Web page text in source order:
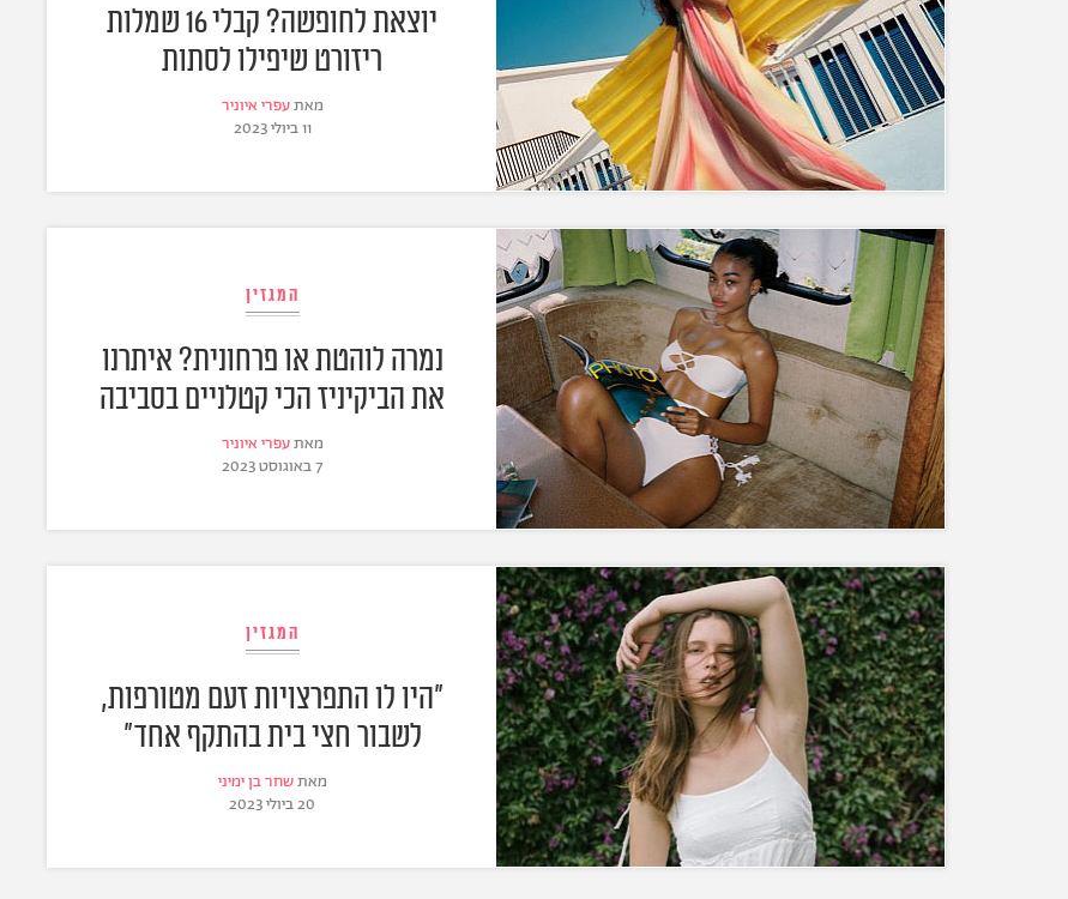
יוצאת לחופשה? קבלי 16 שמלות
ריזורט שיפילו לסתות
מאתעפרי איוניר
11 ביולי 2023
המגזין
נמרה לוהטת או פרחונית? איתרנו
את הביקיניז הכי קטלניים בסביבה
מאתעפרי איוניר
7 באוגוסט 2023
המגזין
"היו לו התפרצויות זעם מטורפות,
לשבור חצי בית בהתקף אחד"
מאתשחר בן ימיני
20 ביולי 2023